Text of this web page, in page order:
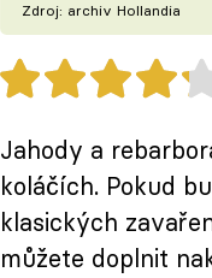
Zdroj: archiv Hollandia
Jahody a
koláčích. Pokud
klasických
můžete doplnit